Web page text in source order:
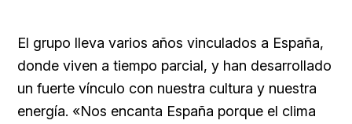
El grupo lleva varios años vinculados a España,
donde viven a tiempo parcial, y han desarrollado
un fuerte vínculo con nuestra cultura y nuestra
energía. «Nos encanta España porque el clima